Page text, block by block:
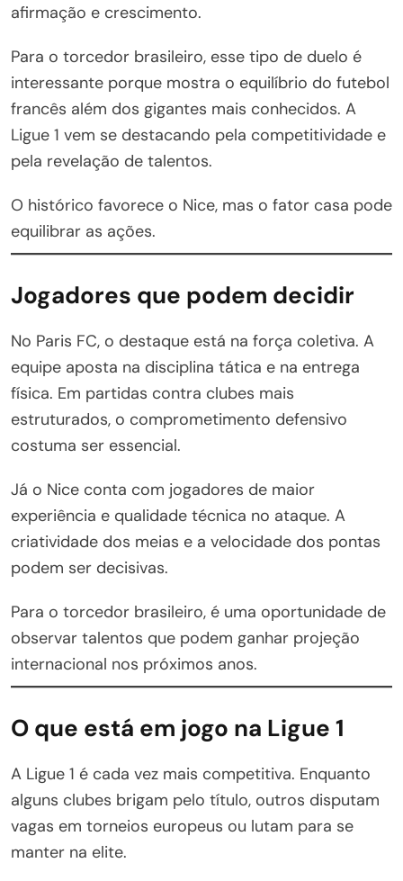
afirmação e crescimento.
Para o torcedor brasileiro, esse tipo de duelo é
interessante porque mostra o equilíbrio do futebol
francês além dos gigantes mais conhecidos. A
Ligue 1 vem se destacando pela competitividade e
pela revelação de talentos.
O histórico favorece o Nice, mas o fator casa pode
equilibrar as ações.
Jogadores que podem decidir
No Paris FC, o destaque está na força coletiva. A
equipe aposta na disciplina tática e na entrega
física. Em partidas contra clubes mais
estruturados, o comprometimento defensivo
costuma ser essencial.
Já o Nice conta com jogadores de maior
experiência e qualidade técnica no ataque. A
criatividade dos meias e a velocidade dos pontas
podem ser decisivas.
Para o torcedor brasileiro, é uma oportunidade de
observar talentos que podem ganhar projeção
internacional nos próximos anos.
O que está em jogo na Ligue 1
A Ligue 1 é cada vez mais competitiva. Enquanto
alguns clubes brigam pelo título, outros disputam
vagas em torneios europeus ou lutam para se
manter na elite.